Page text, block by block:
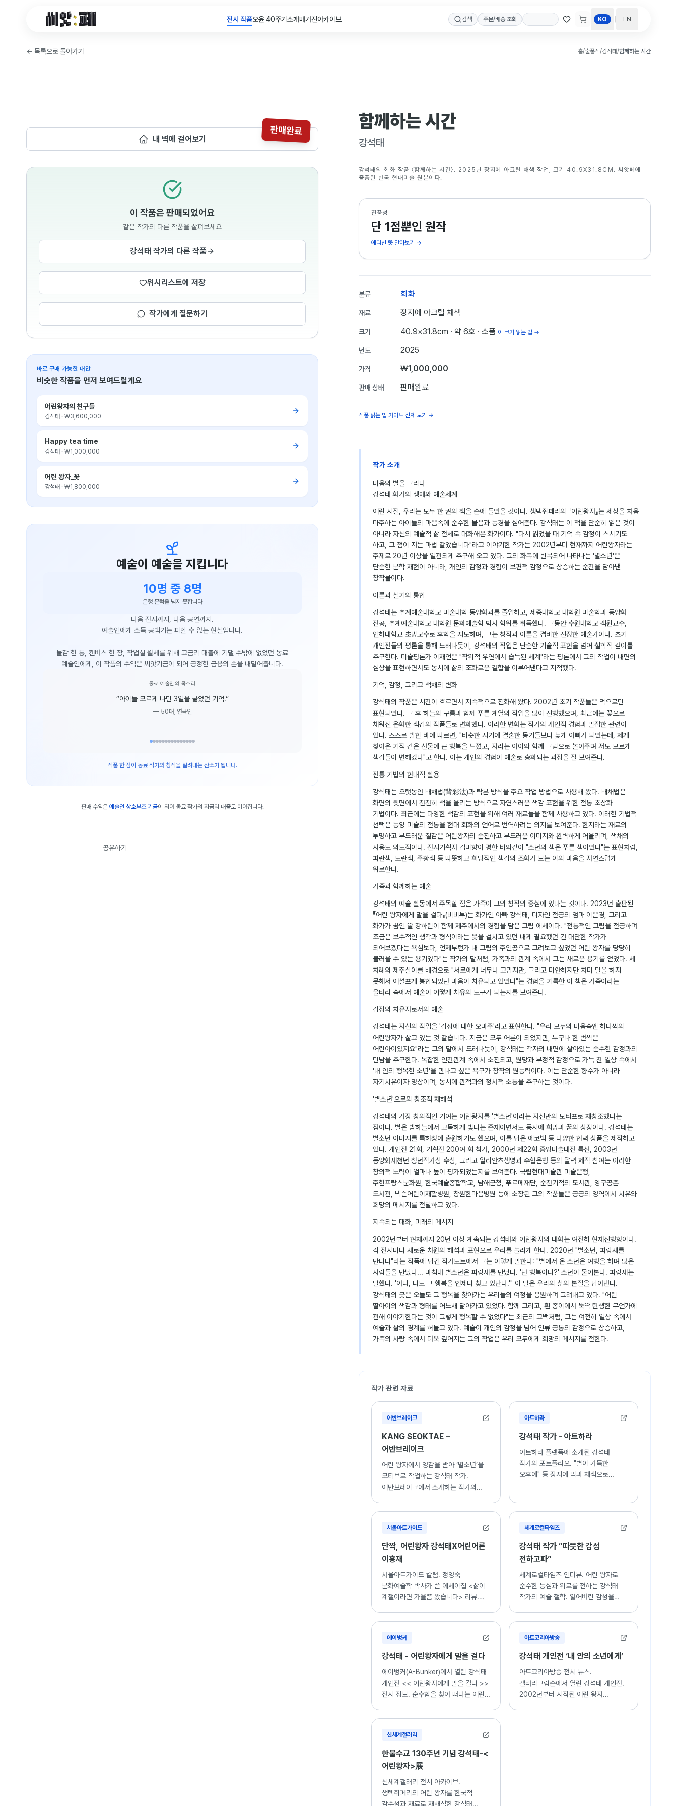
씨앗페 온라인 홈
전시 작품오윤 40주기 소개매거진아카이브 검색 주문/배송 조회 KO EN
← 목록으로 돌아가기 홈/출품작/강석태/함께하는 시간
판매완료
내 벽에 걸어보기
이 작품은 판매되었어요
같은 작가의 다른 작품을 살펴보세요
강석태 작가의 다른 작품
위시리스트에 저장
작가에게 질문하기
바로 구매 가능한 대안
비슷한 작품을 먼저 보여드릴게요
어린왕자의 친구들
강석태 · ₩3,600,000
Happy tea time
강석태 · ₩1,000,000
어린 왕자_꽃
강석태 · ₩1,800,000
예술이 예술을 지킵니다
10명 중 8명
은행 문턱을 넘지 못합니다
다음 전시까지, 다음 공연까지.
예술인에게 소득 공백기는 피할 수 없는 현실입니다.
물감 한 통, 캔버스 한 장, 작업실 월세를 위해 고금리 대출에 기댈 수밖에 없었던 동료
예술인에게, 이 작품의 수익은 씨앗기금이 되어 공정한 금융의 손을 내밀어줍니다.
동료 예술인의 목소리
“아이들 모르게 나만 3일을 굶었던 기억.”
— 50대, 연극인
작품 한 점이 동료 작가의 창작을 살려내는 산소가 됩니다.
판매 수익은 예술인 상호부조 기금이 되어 동료 작가의 저금리 대출로 이어집니다.
공유하기
함께하는 시간
강석태
강석태의 회화 작품 〈함께하는 시간〉. 2025년 장지에 아크릴 채색 작업, 크기 40.9X31.8CM. 씨앗페에
출품된 한국 현대미술 원본이다.
진품성
단 1점뿐인 원작
에디션 뜻 알아보기 →
분류 회화
재료 장지에 아크릴 채색
크기 40.9×31.8cm · 약 6호 · 소품 이 크기 읽는 법 →
년도 2025
가격 ₩1,000,000
판매 상태 판매완료
작품 읽는 법 가이드 전체 보기 →
작가 소개
마음의 별을 그리다
강석태 화가의 생애와 예술세계
어린 시절, 우리는 모두 한 권의 책을 손에 들었을 것이다. 생텍쥐페리의 『어린왕자』는 세상을 처음
마주하는 아이들의 마음속에 순수한 물음과 동경을 심어준다. 강석태는 이 책을 단순히 읽은 것이
아니라 자신의 예술적 삶 전체로 대화해온 화가이다. "다시 읽었을 때 기억 속 감정이 스치기도
하고, 그 점이 저는 마법 같았습니다"라고 이야기한 작가는 2002년부터 현재까지 어린왕자라는
주제로 20년 이상을 일관되게 추구해 오고 있다. 그의 화폭에 반복되어 나타나는 '별소년'은
단순한 문학 재현이 아니라, 개인의 감정과 경험이 보편적 감정으로 상승하는 순간을 담아낸
창작물이다.
이론과 실기의 통합
강석태는 추계예술대학교 미술대학 동양화과를 졸업하고, 세종대학교 대학원 미술학과 동양화
전공, 추계예술대학교 대학원 문화예술학 박사 학위를 취득했다. 그동안 수원대학교 객원교수,
인하대학교 초빙교수로 후학을 지도하며, 그는 창작과 이론을 겸비한 진정한 예술가이다. 초기
개인전들의 평론을 통해 드러나듯이, 강석태의 작업은 단순한 기술적 표현을 넘어 철학적 깊이를
추구한다. 미술평론가 이재언은 "작위적 우연에서 습득된 세계"라는 평론에서 그의 작업이 내면의
심상을 표현하면서도 동시에 삶의 조화로운 결합을 이루어낸다고 지적했다.
기억, 감정, 그리고 색채의 변화
강석태의 작품은 시간이 흐르면서 지속적으로 진화해 왔다. 2002년 초기 작품들은 먹으로만
표현되었다. 그 후 하늘의 구름과 함께 푸른 계열의 작업을 많이 진행했으며, 최근에는 꽃으로
채워진 온화한 색감의 작품들로 변화했다. 이러한 변화는 작가의 개인적 경험과 밀접한 관련이
있다. 스스로 밝힌 바에 따르면, "비슷한 시기에 결혼한 동기들보다 늦게 아빠가 되었는데, 제게
찾아온 기적 같은 선물에 큰 행복을 느꼈고, 자라는 아이와 함께 그림으로 놀아주며 저도 모르게
색감들이 변해갔다"고 한다. 이는 개인의 경험이 예술로 승화되는 과정을 잘 보여준다.
전통 기법의 현대적 활용
강석태는 오랫동안 배채법(背彩法)과 탁본 방식을 주요 작업 방법으로 사용해 왔다. 배채법은
화면의 뒷면에서 천천히 색을 올리는 방식으로 자연스러운 색감 표현을 위한 전통 초상화
기법이다. 최근에는 다양한 색감의 표현을 위해 여러 재료들을 함께 사용하고 있다. 이러한 기법적
선택은 동양 미술의 전통을 현대 회화의 언어로 번역하려는 의지를 보여준다. 한지라는 재료의
투명하고 부드러운 질감은 어린왕자의 순진하고 부드러운 이미지와 완벽하게 어울리며, 색채의
사용도 의도적이다. 전시기획자 김미향이 평한 바와같이 "소년의 색은 푸른 색이었다"는 표현처럼,
파란색, 노란색, 주황색 등 따뜻하고 희망적인 색감의 조화가 보는 이의 마음을 자연스럽게
위로한다.
가족과 함께하는 예술
강석태의 예술 활동에서 주목할 점은 가족이 그의 창작의 중심에 있다는 것이다. 2023년 출판된
『어린 왕자에게 말을 걸다』(비비투)는 화가인 아빠 강석태, 디자인 전공의 엄마 이은경, 그리고
화가가 꿈인 딸 강하린이 함께 제주에서의 경험을 담은 그림 에세이다. "전통적인 그림을 전공하며
조금은 보수적인 생각과 형식이라는 옷을 걸치고 있던 내게 필요했던 건 대단한 작가가
되어보겠다는 욕심보다, 언제부턴가 내 그림의 주인공으로 그려보고 싶었던 어린 왕자를 당당히
불러올 수 있는 용기였다"는 작가의 말처럼, 가족과의 관계 속에서 그는 새로운 용기를 얻었다. 세
차례의 제주살이를 배경으로 "서로에게 너무나 고맙지만, 그리고 미안하지만 차마 말을 하지
못해서 어설프게 봉합되었던 마음이 치유되고 있었다"는 경험을 기록한 이 책은 가족이라는
울타리 속에서 예술이 어떻게 치유의 도구가 되는지를 보여준다.
감정의 치유자로서의 예술
강석태는 자신의 작업을 '감성에 대한 오마주'라고 표현한다. "우리 모두의 마음속엔 하나씩의
어린왕자가 살고 있는 것 같습니다. 지금은 모두 어른이 되었지만, 누구나 한 번씩은
어린아이였지요"라는 그의 말에서 드러나듯이, 강석태는 각자의 내면에 살아있는 순수한 감정과의
만남을 추구한다. 복잡한 인간관계 속에서 소진되고, 원망과 부정적 감정으로 가득 찬 일상 속에서
'내 안의 행복한 소년'을 만나고 싶은 욕구가 창작의 원동력이다. 이는 단순한 향수가 아니라
자기치유이자 명상이며, 동시에 관객과의 정서적 소통을 추구하는 것이다.
'별소년'으로의 창조적 재해석
강석태의 가장 창의적인 기여는 어린왕자를 '별소년'이라는 자신만의 모티프로 재창조했다는
점이다. 별은 밤하늘에서 고독하게 빛나는 존재이면서도 동시에 희망과 꿈의 상징이다. 강석태는
별소년 이미지를 특허청에 출원하기도 했으며, 이를 담은 에코백 등 다양한 협력 상품을 제작하고
있다. 개인전 21회, 기획전 200여 회 참가, 2000년 제22회 중앙미술대전 특선, 2003년
동양화새천년 청년작가상 수상, 그리고 알리안츠생명과 수협은행 등의 달력 제작 참여는 이러한
창의적 노력이 얼마나 높이 평가되었는지를 보여준다. 국립현대미술관 미술은행,
주한프랑스문화원, 한국예술종합학교, 남해군청, 푸르메재단, 순천기적의 도서관, 양구공존
도서관, 넥슨어린이재활병원, 창원한마음병원 등에 소장된 그의 작품들은 공공의 영역에서 치유와
희망의 메시지를 전달하고 있다.
지속되는 대화, 미래의 메시지
2002년부터 현재까지 20년 이상 계속되는 강석태와 어린왕자의 대화는 여전히 현재진행형이다.
각 전시마다 새로운 차원의 해석과 표현으로 우리를 놀라게 한다. 2020년 "별소년, 파랑새를
만나다"라는 작품에 담긴 작가노트에서 그는 이렇게 말한다: "별에서 온 소년은 여행을 하며 많은
사람들을 만났다... 마침내 별소년은 파랑새를 만났다. '넌 행복이니?' 소년이 물어본다. 파랑새는
말했다. '아니, 나도 그 행복을 언제나 찾고 있단다.'" 이 말은 우리의 삶의 본질을 담아낸다.
강석태의 붓은 오늘도 그 행복을 찾아가는 우리들의 여정을 응원하며 그려내고 있다. "어린
딸아이의 색감과 형태를 어느새 닮아가고 있었다. 함께 그리고, 흰 종이에서 뚝딱 탄생한 무언가에
관해 이야기한다는 것이 그렇게 행복할 수 없었다"는 최근의 고백처럼, 그는 여전히 일상 속에서
예술과 삶의 경계를 허물고 있다. 예술이 개인의 감정을 넘어 인류 공통의 감정으로 상승하고,
가족의 사랑 속에서 더욱 깊어지는 그의 작업은 우리 모두에게 희망의 메시지를 전한다.
작가 관련 자료
어반브레이크
KANG SEOKTAE –
어반브레이크
어린 왕자에서 영감을 받아 ‘별소년’을
모티브로 작업하는 강석태 작가.
어반브레이크에서 소개하는 작가의
아트하라
강석태 작가 - 아트하라
아트하라 플랫폼에 소개된 강석태
작가의 포트폴리오. "별이 가득한
오후에" 등 장지에 먹과 채색으로
서울아트가이드
단짝, 어린왕자 강석태X어린어른
이흥재
서울아트가이드 칼럼. 정영숙
문화예술학 박사가 쓴 에세이집 <삶이
계절이라면 가을쯤 왔습니다> 리뷰.
세계로컬타임즈
강석태 작가 “따뜻한 감성
전하고파”
세계로컬타임즈 인터뷰. 어린 왕자로
순수한 동심과 위로를 전하는 강석태
작가의 예술 철학. 잃어버린 감성을
에이벙커
강석태 - 어린왕자에게 말을 걸다
에이벙커(A-Bunker)에서 열린 강석태
개인전 << 어린왕자에게 말을 걸다 >>
전시 정보. 순수함을 찾아 떠나는 어린
아트코리아방송
강석태 개인전 ‘내 안의 소년에게’
아트코리아방송 전시 뉴스.
갤러리그림손에서 열린 강석태 개인전.
2002년부터 시작된 어린 왕자
신세계갤러리
한불수교 130주년 기념 강석태-<
어린왕자>展
신세계갤러리 전시 아카이브.
생텍쥐페리의 어린 왕자를 한국적
감수성과 재료로 재해석한 강석태